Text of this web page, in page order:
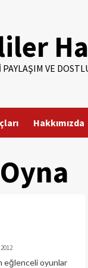
VE
Hakkımızda
eğlenceli oyunlar